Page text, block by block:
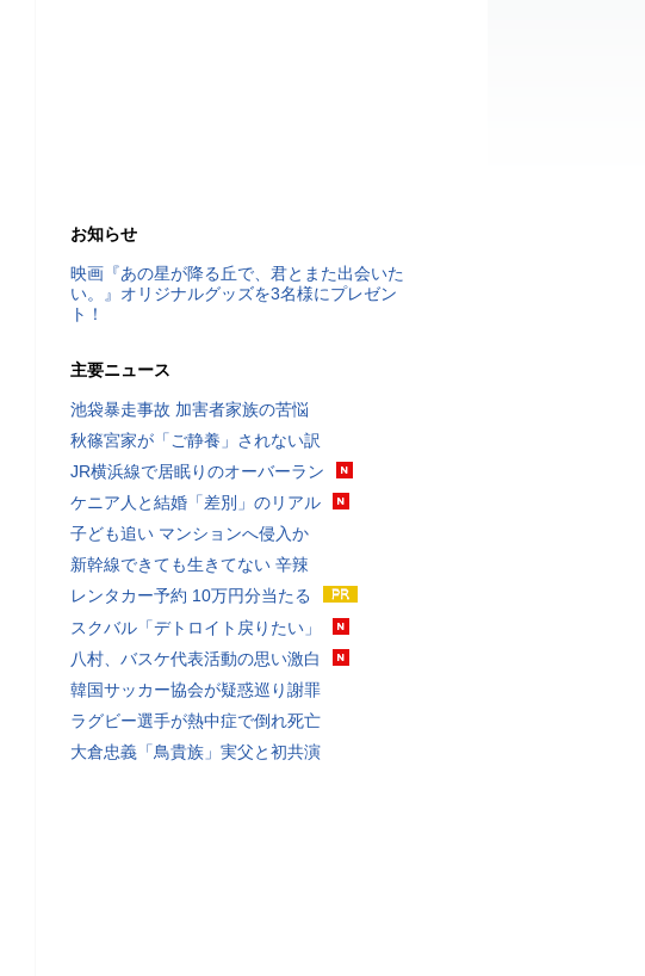
お知らせ
映画『あの星が降る丘で、君とまた出会いた
い。』オリジナルグッズを3名様にプレゼン
ト！
主要ニュース
池袋暴走事故 加害者家族の苦悩
秋篠宮家が「ご静養」されない訳
JR横浜線で居眠りのオーバーラン
ケニア人と結婚「差別」のリアル
子ども追い マンションへ侵入か
新幹線できても生きてない 辛辣
レンタカー予約 10万円分当たる
スクバル「デトロイト戻りたい」
八村、バスケ代表活動の思い激白
韓国サッカー協会が疑惑巡り謝罪
ラグビー選手が熱中症で倒れ死亡
大倉忠義「鳥貴族」実父と初共演